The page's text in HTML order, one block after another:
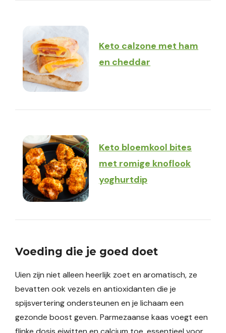
Keto calzone met ham
en cheddar
Keto bloemkool bites
met romige knoflook
yoghurtdip
Voeding die je goed doet
Uien zijn niet alleen heerlijk zoet en aromatisch, ze
bevatten ook vezels en antioxidanten die je
spijsvertering ondersteunen en je lichaam een
gezonde boost geven. Parmezaanse kaas voegt een